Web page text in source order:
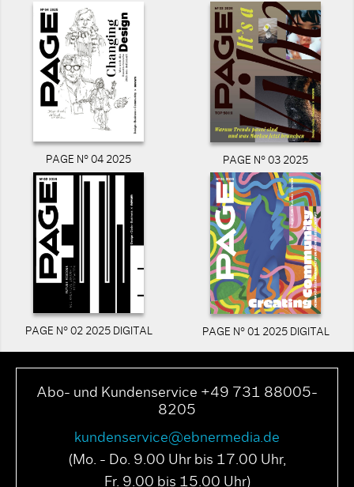
PAGE N° 04 2025 PAGE N° 03 2025
PAGE N° 02 2025 DIGITAL PAGE N° 01 2025 DIGITAL
Abo- und Kundenservice +49 731 88005-
8205
kundenservice@ebnermedia.de
(Mo. - Do. 9.00 Uhr bis 17.00 Uhr,
Fr. 9.00 bis 15.00 Uhr)